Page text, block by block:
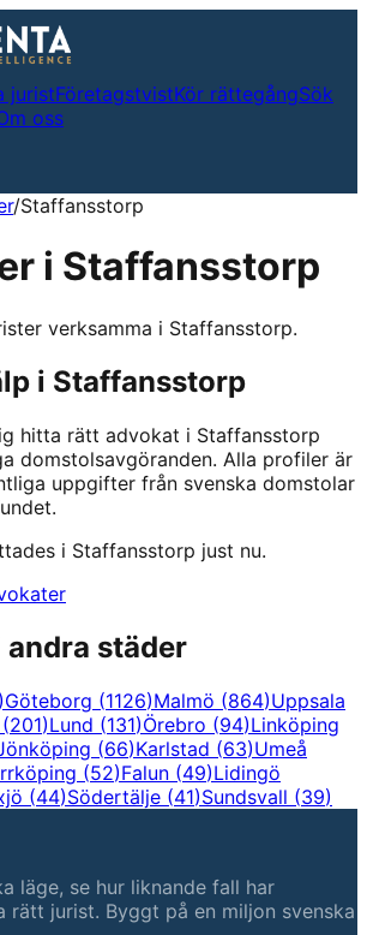
juristFöretagstvistKör rättegångSök
oss
/Staffansstorp
i Staffansstorp
verksamma i Staffansstorp.
i Staffansstorp
hitta rätt advokat i Staffansstorp
domstolsavgöranden. Alla profiler är
uppgifter från svenska domstolar
i Staffansstorp just nu.
städer
)Göteborg (1126)Malmö (864)Uppsala
(201)Lund (131)Örebro (94)Linköping
(66)Karlstad (63)Umeå
(52)Falun (49)Lidingö
(44)Södertälje (41)Sundsvall (39)
läge, se hur liknande fall har
rätt jurist. Byggt på en miljon svenska